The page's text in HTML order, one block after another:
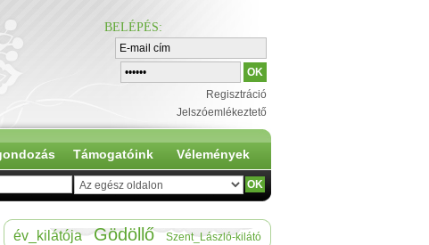
BELÉPÉS:
Regisztráció
Jelszóemlékeztető
Támogatóink Vélemények
év_kilátója Gödöllő Szent_László-kilátó